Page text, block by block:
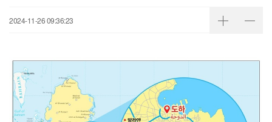
2024-11-26 09:36:23